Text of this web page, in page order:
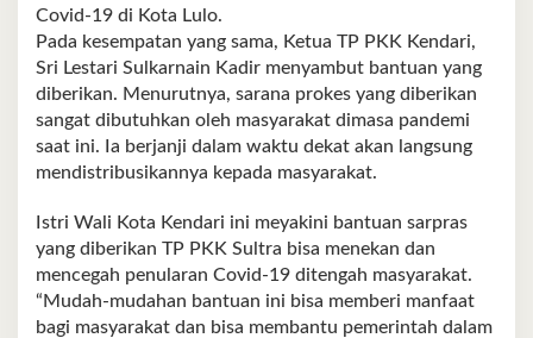
Covid-19 di Kota Lulo.
Pada kesempatan yang sama, Ketua TP PKK Kendari,
Sri Lestari Sulkarnain Kadir menyambut bantuan yang
diberikan. Menurutnya, sarana prokes yang diberikan
sangat dibutuhkan oleh masyarakat dimasa pandemi
saat ini. Ia berjanji dalam waktu dekat akan langsung
mendistribusikannya kepada masyarakat.
Istri Wali Kota Kendari ini meyakini bantuan sarpras
yang diberikan TP PKK Sultra bisa menekan dan
mencegah penularan Covid-19 ditengah masyarakat.
“Mudah-mudahan bantuan ini bisa memberi manfaat
bagi masyarakat dan bisa membantu pemerintah dalam